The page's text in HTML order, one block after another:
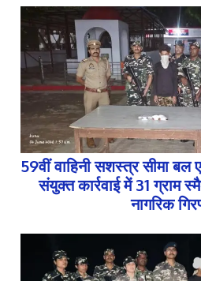
59वीं वाहिनी सशस्त्र सीमा
संयुक्त कार्रवाई में 31 ग्राम
नागरिक